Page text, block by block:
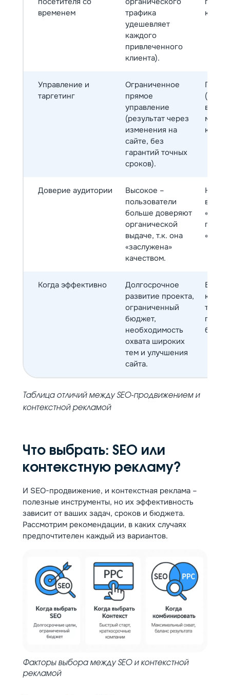
временем
трафика
удешевляет
каждого
привлеченного
клиента).
Управление и
таргетинг
Ограниченное
прямое
управление
(результат через
изменения на
сайте, без
гарантий точных
сроков).
Доверие аудитории
Высокое –
пользователи
больше доверяют
органической
выдаче, т.к. она
«заслужена»
качеством.
Ниже
Когда эффективно
Долгосрочное
развитие проекта,
ограниченный
бюджет,
необходимость
охвата широких
тем и улучшения
сайта.
Таблица отличий между SEO-продвижением и
контекстной рекламой
Что выбрать: SEO или
контекстную рекламу?
И SEO-продвижение, и контекстная реклама –
полезные инструменты, но их эффективность
зависит от ваших задач, сроков и бюджета.
Рассмотрим рекомендации, в каких случаях
предпочтителен каждый из вариантов.
Факторы выбора между SEO и контекстной
рекламой